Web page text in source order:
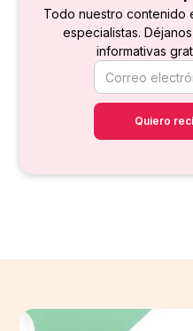
Todo nuestro contenido
especialistas.
informativas